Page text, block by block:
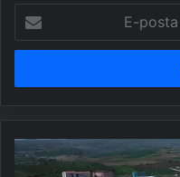
posta
adresinizi
Havza'da
Canlı